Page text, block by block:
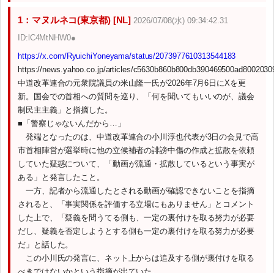
1：マヌルネコ(東京都) [NL] 2026/07/08(水) 09:34:42.31
ID:lC4MtNHW0●
https://x.com/RyuichiYoneyama/status/2073977610313544183
https://news.yahoo.co.jp/articles/
中道改革連合の元衆院議員の米山隆一氏が2026年7月6日にXを更
新。国会での首相への質問を巡り、「何を聞いてもいいのが、議会
制民主主義」と指摘した。
■「警察じゃないんだから…」
発端となったのは、中道改革連合の小川淳也代表が3日の会見で高
市首相陣営が選挙時に他の立候補者の誹謗中傷の作成と拡散を依頼
していた疑惑について、「動画が流通・拡散しているという事実が
ある」と発言したこと。
一方、記者から流通したとされる動画が確認できないことを指摘
されると、「事実関係を評価する立場にもありません」とコメント
した上で、「疑義を問うてる側も、一定の裏付けを取る努力が必要
だし、疑義を否定しようとする側も一定の裏付けを取る努力が必要
だ」と話した。
この小川氏の発言に、ネット上からは追及する側が裏付けを取る